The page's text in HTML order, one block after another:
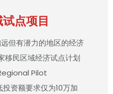
点项目
但有潜力的地区的经济
移民区域经济试点计划
Pilot
资额要求仅为10万加